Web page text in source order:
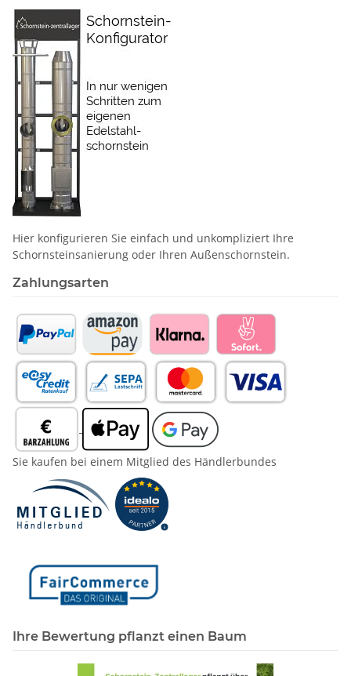
Hier konfigurieren Sie einfach und unkompliziert Ihre
Schornstein­sanierung oder Ihren Außenschornstein.
Zahlungsarten
Sie kaufen bei einem Mitglied des Händlerbundes
Ihre Bewertung pflanzt einen Baum